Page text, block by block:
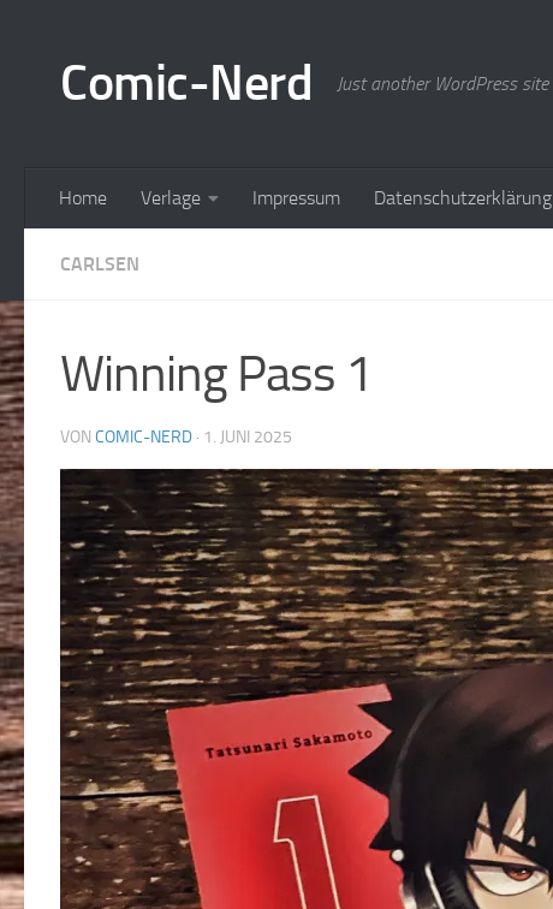
Comic-Nerd Just another WordPress site
Home Verlage Impressum Datenschutzerklärung
CARLSEN
Winning Pass 1
VON COMIC-NERD · 1. JUNI 2025